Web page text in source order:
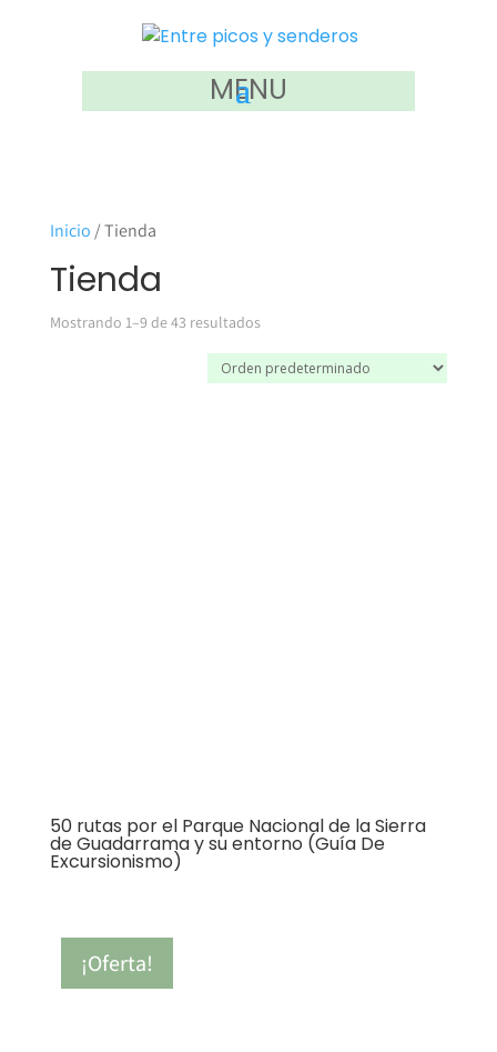
MENU
Inicio / Tienda
Tienda
Mostrando 1–9 de 43 resultados
50 rutas por el Parque Nacional de la Sierra
de Guadarrama y su entorno (Guía De
Excursionismo)
¡Oferta!